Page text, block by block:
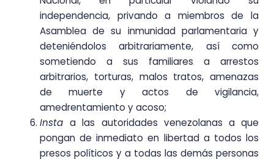
independencia, privando a miembros de la
Asamblea de su inmunidad parlamentaria y
deteniéndolos arbitrariamente, así como
sometiendo a sus familiares a arrestos
arbitrarios, torturas, malos tratos, amenazas
de muerte y actos de vigilancia,
amedrentamiento y acoso;
Instaa las autoridades venezolanas a que
pongan de inmediato en libertad a todos los
presos políticos y a todas las demás personas